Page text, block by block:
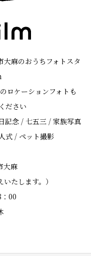
麻のおうちフォトスタ
ロケーションフォトも
ださい
記念 / 七五三 / 家族写真
式 / ペット撮影
大麻
たします。）
00